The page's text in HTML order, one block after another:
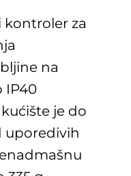
za
na
IP40
je do
uporedivih